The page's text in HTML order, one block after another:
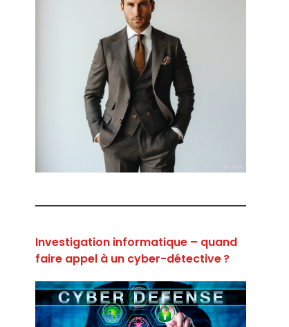
Investigation informatique – quand
faire appel à un cyber-détective ?